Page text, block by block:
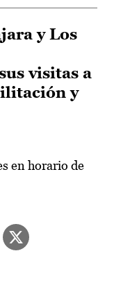
y Los
visitas a
y
en horario de